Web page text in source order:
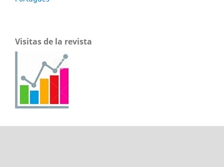
Visitas de la revista